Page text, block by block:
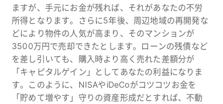
ますが、手元にお金が残れば、それがあなたの不労
所得となります。さらに5年後、周辺地域の再開発な
どにより物件の人気が高まり、そのマンションが
3500万円で売却できたとします。ローンの残債など
を差し引いても、購入時より高く売れた差額分が
「キャピタルゲイン」としてあなたの利益になりま
す。このように、NISAやiDeCoがコツコツお金を
「貯めて増やす」守りの資産形成だとすれば、不動